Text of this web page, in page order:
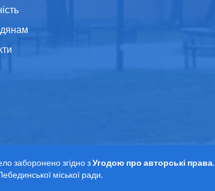
заборонено згідно зУгодою про авторські права.
міської ради.